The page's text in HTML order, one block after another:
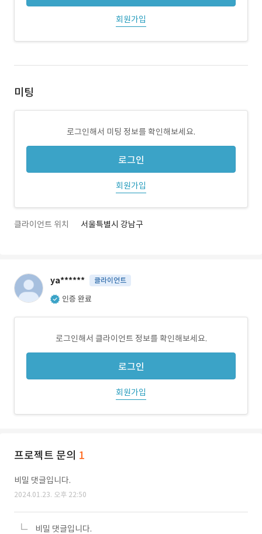
회원가입
미팅
로그인해서 미팅 정보를 확인해보세요.
로그인
회원가입
클라이언트 위치 서울특별시 강남구
ya****** 클라이언트
인증 완료
로그인해서 클라이언트 정보를 확인해보세요.
로그인
회원가입
프로젝트 문의 1
비밀 댓글입니다.
2024.01.23. 오후 22:50
비밀 댓글입니다.